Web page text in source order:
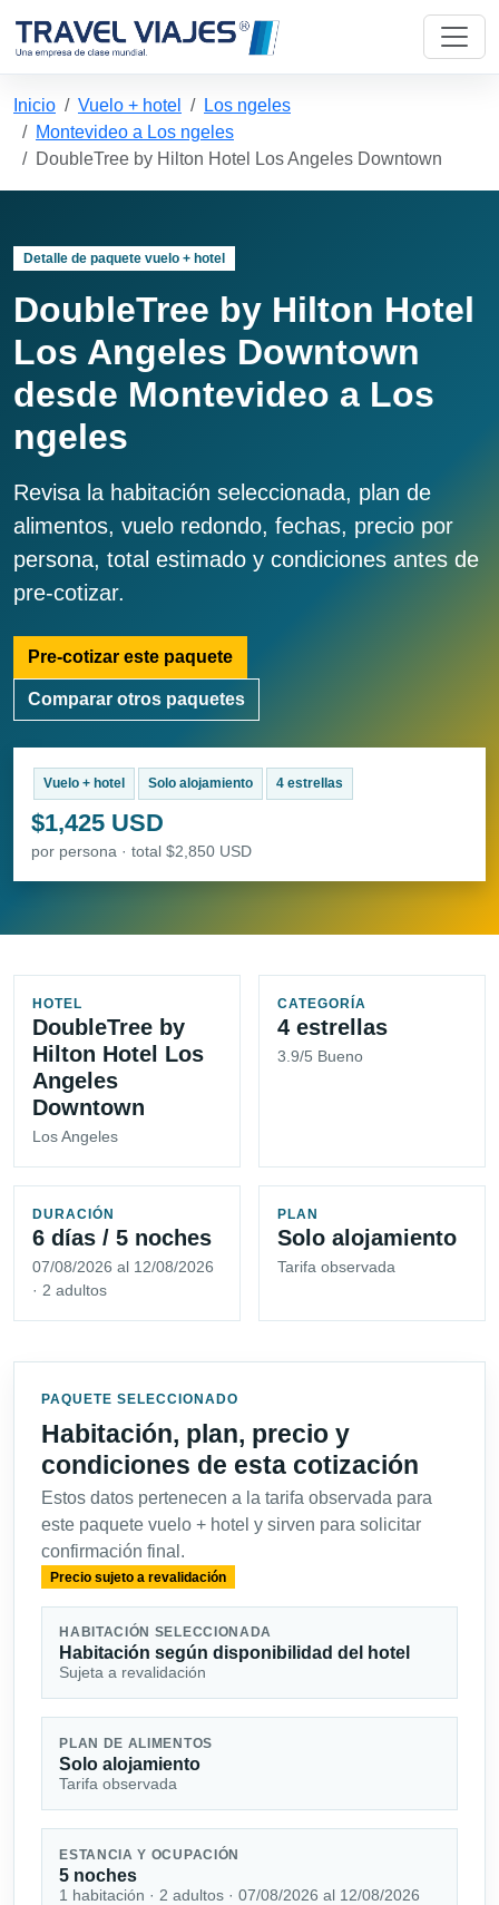
Inicio Vuelo + hotel
Los ngeles
Montevideo a Los ngeles
DoubleTree by Hilton Hotel Los Angeles Downtown
Detalle de paquete vuelo + hotel
DoubleTree by Hilton Hotel
Los Angeles Downtown
desde Montevideo a Los
ngeles
Revisa la habitación seleccionada, plan de
alimentos, vuelo redondo, fechas, precio por
persona, total estimado y condiciones antes de
pre-cotizar.
Pre-cotizar este paquete
Comparar otros paquetes
Vuelo + hotel Solo alojamiento 4 estrellas
$1,425 USD
por persona · total $2,850 USD
HOTEL
DoubleTree by
Hilton Hotel Los
Angeles
Downtown
Los Angeles
CATEGORÍA
4 estrellas
3.9/5 Bueno
DURACIÓN
6 días / 5 noches
07/08/2026 al 12/08/2026
· 2 adultos
PLAN
Solo alojamiento
Tarifa observada
PAQUETE SELECCIONADO
Habitación, plan, precio y
condiciones de esta cotización
Estos datos pertenecen a la tarifa observada para
este paquete vuelo + hotel y sirven para solicitar
confirmación final.
Precio sujeto a revalidación
HABITACIÓN SELECCIONADA
Habitación según disponibilidad del hotel
Sujeta a revalidación
PLAN DE ALIMENTOS
Solo alojamiento
Tarifa observada
ESTANCIA Y OCUPACIÓN
5 noches
1 habitación · 2 adultos · 07/08/2026 al 12/08/2026